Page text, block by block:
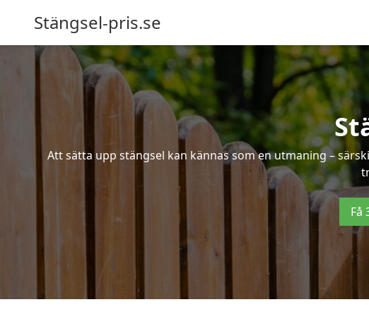
Stängsel-pris.se
Att sätta upp stängsel kan kännas som en utmaning –
Få